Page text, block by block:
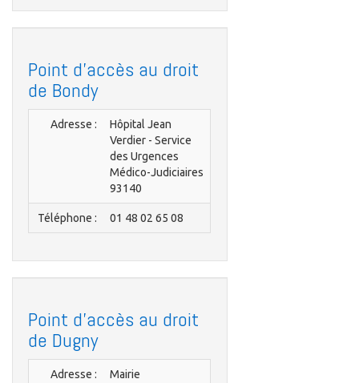
Point d'accès au droit
de Bondy
Adresse :
Hôpital Jean
Verdier - Service
des Urgences
Médico-Judiciaires
93140
Téléphone : 01 48 02 65 08
Point d'accès au droit
de Dugny
Adresse :
Mairie